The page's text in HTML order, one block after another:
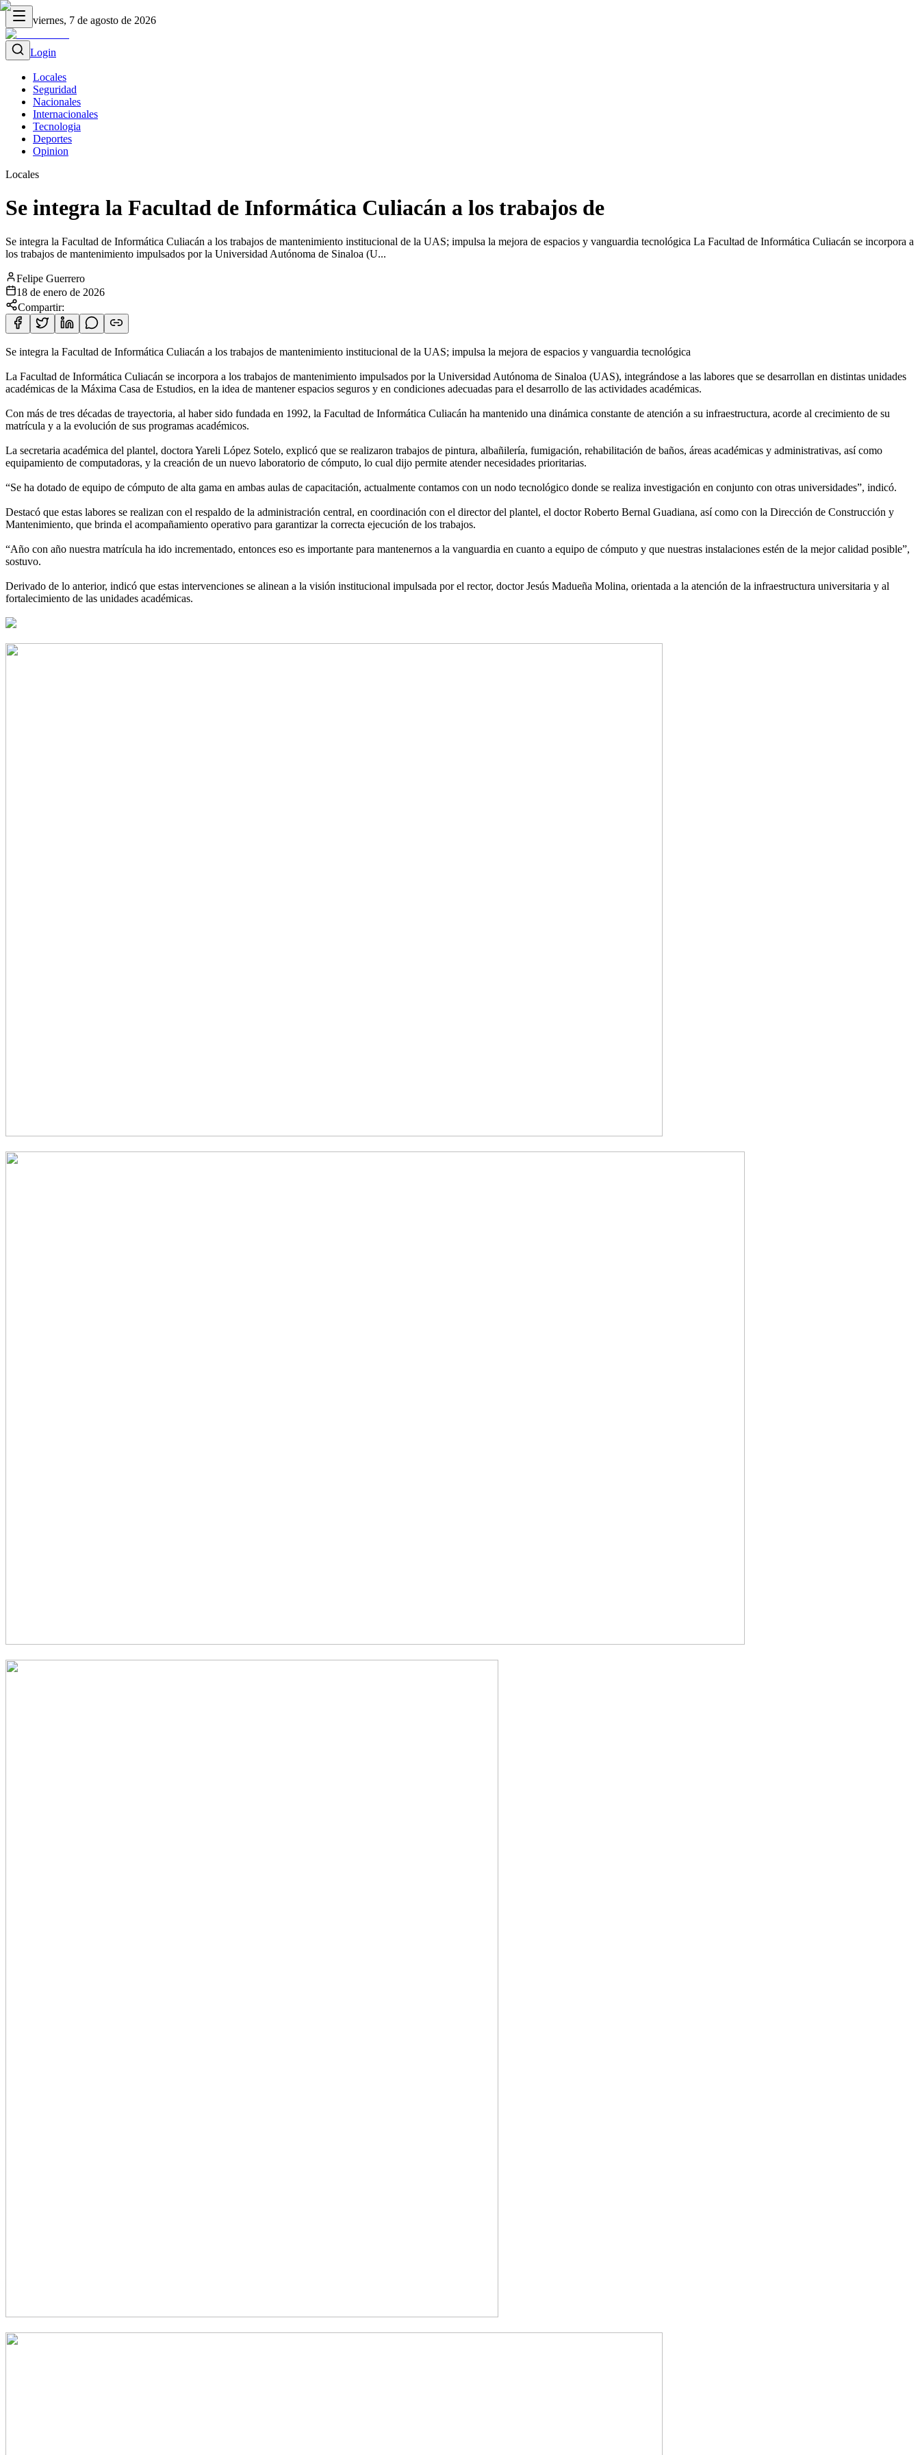
viernes, 7 de agosto de 2026
Login
Locales
Seguridad
Nacionales
Internacionales
Tecnologia
Deportes
Opinion
Locales
Se integra la Facultad de Informática Culiacán a los trabajos de
Se integra la Facultad de Informática Culiacán a los trabajos de mantenimiento institucional de la UAS; impulsa la mejora de espacios y vanguardia tecnológica La Facultad de Informática Culiacán se incorpora a
los trabajos de mantenimiento impulsados por la Universidad Autónoma de Sinaloa (U...
Felipe Guerrero
18 de enero de 2026
Compartir:
Se integra la Facultad de Informática Culiacán a los trabajos de mantenimiento institucional de la UAS; impulsa la mejora de espacios y vanguardia tecnológica
La Facultad de Informática Culiacán se incorpora a los trabajos de mantenimiento impulsados por la Universidad Autónoma de Sinaloa (UAS), integrándose a las labores que se desarrollan en distintas unidades
académicas de la Máxima Casa de Estudios, en la idea de mantener espacios seguros y en condiciones adecuadas para el desarrollo de las actividades académicas.
Con más de tres décadas de trayectoria, al haber sido fundada en 1992, la Facultad de Informática Culiacán ha mantenido una dinámica constante de atención a su infraestructura, acorde al crecimiento de su
matrícula y a la evolución de sus programas académicos.
La secretaria académica del plantel, doctora Yareli López Sotelo, explicó que se realizaron trabajos de pintura, albañilería, fumigación, rehabilitación de baños, áreas académicas y administrativas, así como
equipamiento de computadoras, y la creación de un nuevo laboratorio de cómputo, lo cual dijo permite atender necesidades prioritarias.
“Se ha dotado de equipo de cómputo de alta gama en ambas aulas de capacitación, actualmente contamos con un nodo tecnológico donde se realiza investigación en conjunto con otras universidades”, indicó.
Destacó que estas labores se realizan con el respaldo de la administración central, en coordinación con el director del plantel, el doctor Roberto Bernal Guadiana, así como con la Dirección de Construcción y
Mantenimiento, que brinda el acompañamiento operativo para garantizar la correcta ejecución de los trabajos.
“Año con año nuestra matrícula ha ido incrementado, entonces eso es importante para mantenernos a la vanguardia en cuanto a equipo de cómputo y que nuestras instalaciones estén de la mejor calidad posible”,
sostuvo.
Derivado de lo anterior, indicó que estas intervenciones se alinean a la visión institucional impulsada por el rector, doctor Jesús Madueña Molina, orientada a la atención de la infraestructura universitaria y al
fortalecimiento de las unidades académicas.